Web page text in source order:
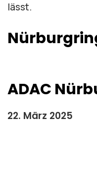
lässt.
ADAC
22. März 2025